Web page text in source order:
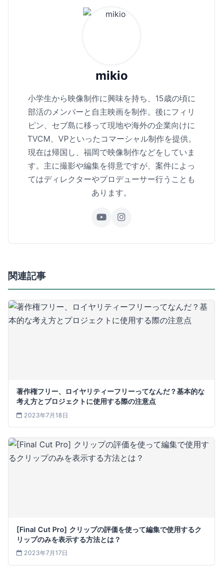
mikio
小学生から映像制作に興味を持ち、15歳の頃に
部活のメンバーと自主映画を制作。後にフィリ
ピン、セブ島に移って現地や海外の企業向けに
TVCM、VPといったコマーシャル制作を提供。
現在は帰国し、福岡で映像制作などをしていま
す。主に撮影や編集を得意ですが、案件によっ
てはディレクターやプロデューサー行うことも
あります。
関連記事
著作権フリー、ロイヤリティーフリーってなんだ？基本的な
考え方とプロジェクトに使用する際の注意点
2023年7月18日
[Final Cut Pro] クリップの評価を使って編集で使用するク
リップのみを表示する方法とは？
2023年7月17日